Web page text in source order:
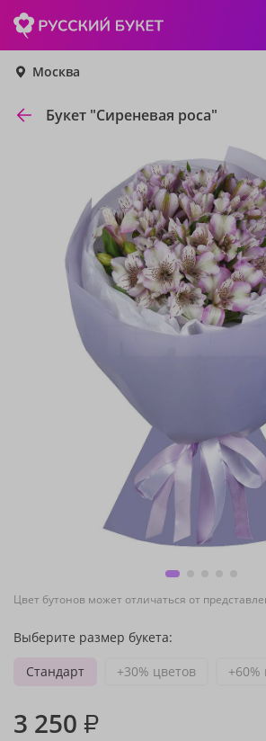
Москва
Букет "Сиреневая роса"
Цвет бутонов может отличаться от
Выберите размер букета:
Стандарт
+30% цветов +60%
3 250 ₽